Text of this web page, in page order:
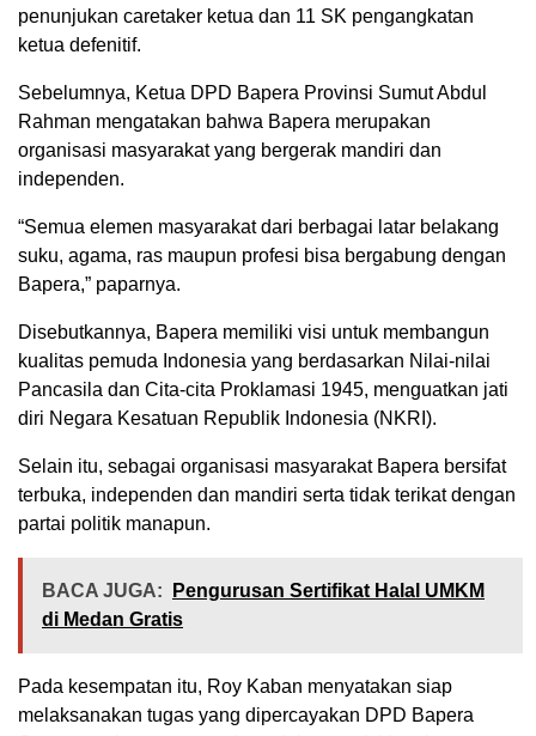
penunjukan caretaker ketua dan 11 SK pengangkatan
ketua defenitif.
Sebelumnya, Ketua DPD Bapera Provinsi Sumut Abdul
Rahman mengatakan bahwa Bapera merupakan
organisasi masyarakat yang bergerak mandiri dan
independen.
“Semua elemen masyarakat dari berbagai latar belakang
suku, agama, ras maupun profesi bisa bergabung dengan
Bapera,” paparnya.
Disebutkannya, Bapera memiliki visi untuk membangun
kualitas pemuda Indonesia yang berdasarkan Nilai-nilai
Pancasila dan Cita-cita Proklamasi 1945, menguatkan jati
diri Negara Kesatuan Republik Indonesia (NKRI).
Selain itu, sebagai organisasi masyarakat Bapera bersifat
terbuka, independen dan mandiri serta tidak terikat dengan
partai politik manapun.
BACA JUGA:
Pengurusan Sertifikat Halal UMKM
di Medan Gratis
Pada kesempatan itu, Roy Kaban menyatakan siap
melaksanakan tugas yang dipercayakan DPD Bapera